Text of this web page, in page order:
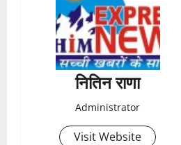
नितिन राणा
Administrator
Visit Website